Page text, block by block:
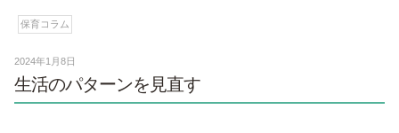
保育コラム
2024年1月8日
生活のパターンを見直す